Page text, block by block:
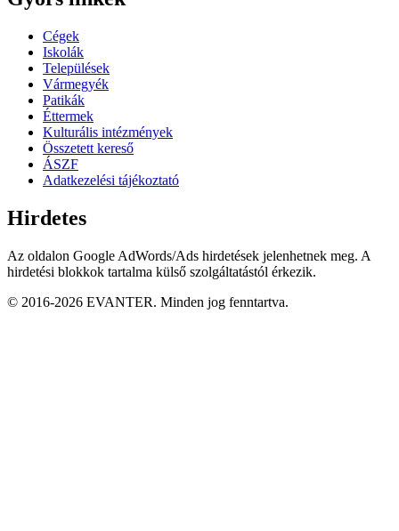
Cégek
Iskolák
Települések
Vármegyék
Patikák
Éttermek
Kulturális intézmények
Összetett kereső
ÁSZF
Adatkezelési tájékoztató
Hirdetes
Az oldalon Google AdWords/Ads hirdetések jelenhetnek meg. A
hirdetési blokkok tartalma külső szolgáltatástól érkezik.
© 2016-2026 EVANTER. Minden jog fenntartva.